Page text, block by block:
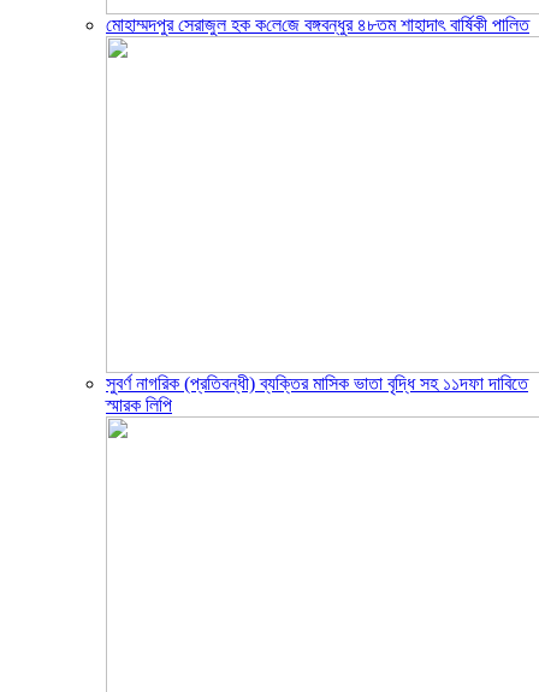
মোহাম্মদপুর সেরাজুল হক ক‌লে‌জে বঙ্গবন্ধুর ৪৮তম শাহাদাৎ বা‌র্ষিকী পা‌লিত
সুবর্ণ নাগরিক (প্রতিবন্ধী) ব্যক্তির মাসিক ভাতা বৃদ্ধি সহ ১১দফা দাবিতে
স্মারক লিপি